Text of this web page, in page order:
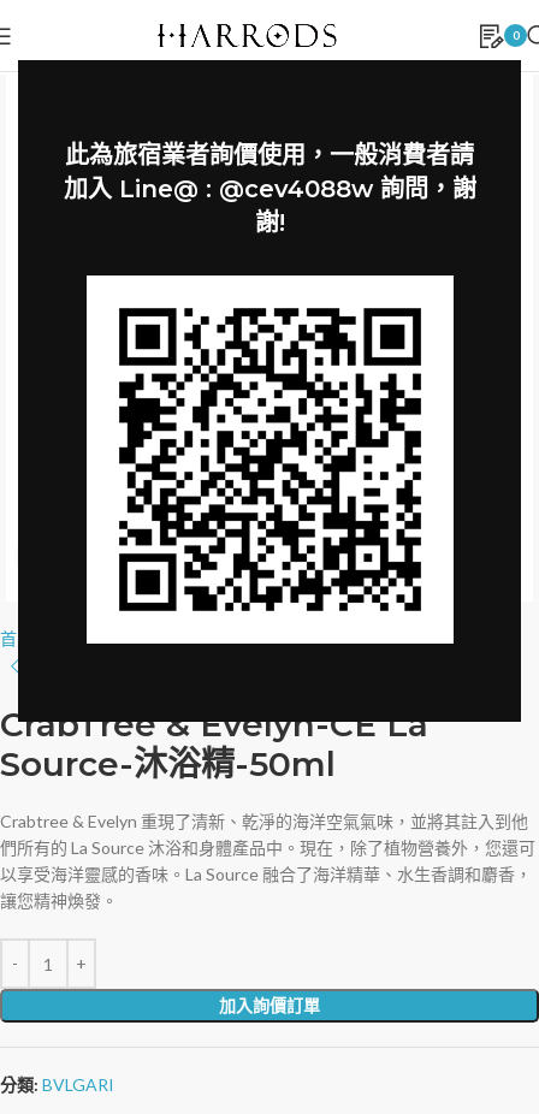
此為旅宿業者詢價使用，一般消費者請
加入 Line@ : @cev4088w 詢問，謝
謝!
0
Click to enlarge
首頁
CrabTree & Evelyn-CE La
Source-沐浴精-50ml
Crabtree & Evelyn 重現了清新、乾淨的海洋空氣氣味，並將其註入到他
們所有的 La Source 沐浴和身體產品中。現在，除了植物營養外，您還可
以享受海洋靈感的香味。La Source 融合了海洋精華、水生香調和麝香，
讓您精神煥發。
加入詢價訂單
分類: BVLGARI